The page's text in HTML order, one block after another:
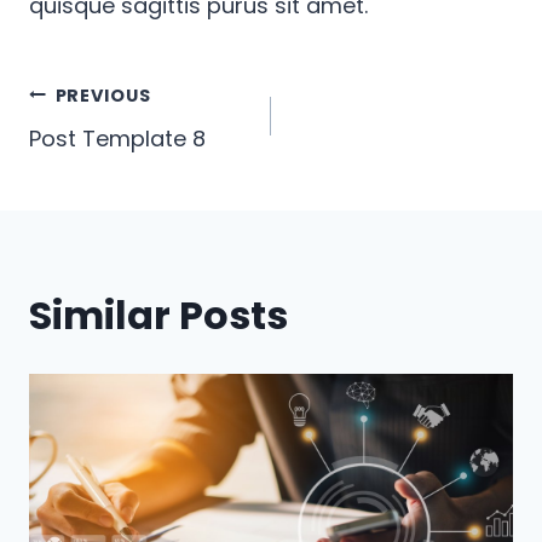
Post
navigation
PREVIOUS
Post Template 8
Similar Posts